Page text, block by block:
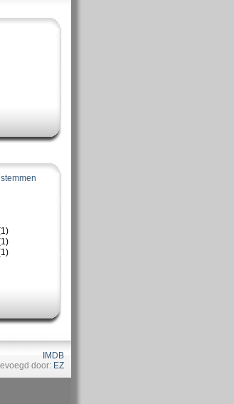
IMDB
door: EZ